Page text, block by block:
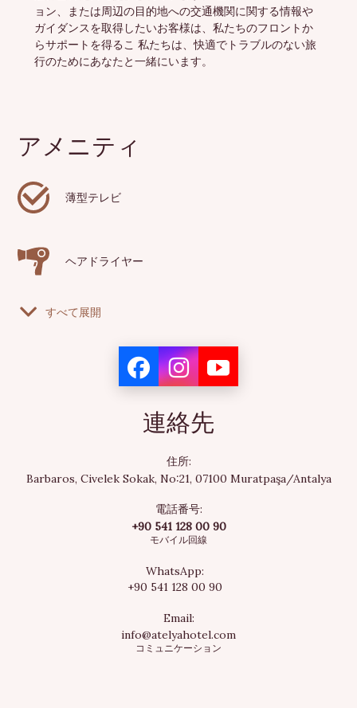
ョン、または周辺の目的地への交通機関に関する情報や
ガイダンスを取得したいお客様は、私たちのフロントか
らサポートを得るこ 私たちは、快適でトラブルのない旅
行のためにあなたと一緒にいます。
アメニティ
薄型テレビ
ヘアドライヤー
フリゴバー
すべて展開
連絡先
住所:
Barbaros, Civelek Sokak, No:21, 07100 Muratpaşa/Antalya
電話番号:
+90 541 128 00 90
モバイル回線
WhatsApp:
+90 541 128 00 90
Email:
info@atelyahotel.com
コミュニケーション